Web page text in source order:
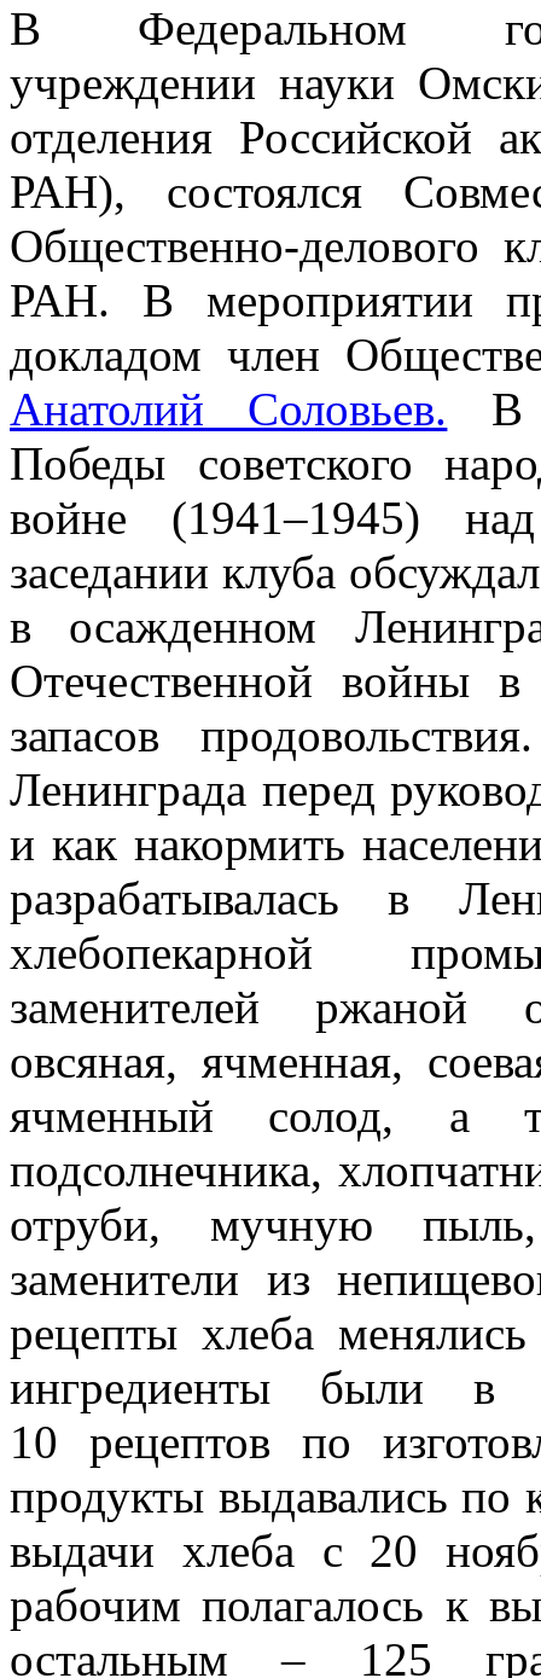
В Федеральном
учреждении науки
отделения
РАН), состоялся
Общественно-
РАН. В мероприятии
докладом член
Анатолий Соловьев. В
Победы советского
войне (1941–1945)
заседании клуба
в осажденном
Отечественной войны
запасов
Ленинграда перед
и как накормить
разрабатывалась в
хлебопекарной
заменителей ржаной
овсяная, ячменная,
ячменный солод, а
подсолнечника,
отруби, мучную
заменители из
рецепты хлеба
ингредиенты были в
10 рецептов по
продукты выдавались по
выдачи хлеба с 20
рабочим полагалось к
остальным – 125